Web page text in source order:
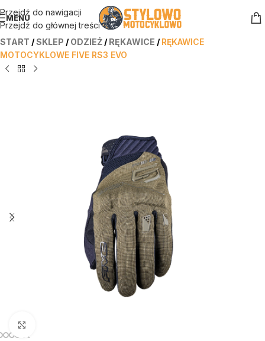
Przejdź do nawigacji
Przejdź do głównej treści
MENU
START /SKLEP / ODZIEŻ / RĘKAWICE / RĘKAWICE
MOTOCYKLOWE FIVE RS3 EVO